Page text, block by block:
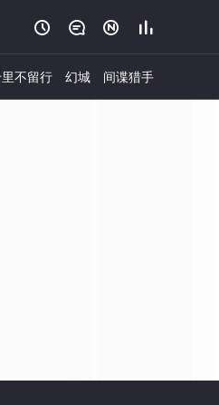
   
不留行 幻城 间谍猎手